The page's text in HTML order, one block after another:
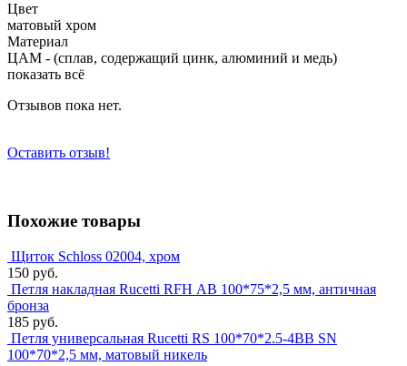
Цвет
матовый хром
Материал
ЦАМ - (сплав, содержащий цинк, алюминий и медь)
показать всё
Отзывов пока нет.
Оставить отзыв!
Похожие товары
Щиток Schloss 02004, хром
150 руб.
Петля накладная Rucetti RFН AB 100*75*2,5 мм, античная
бронза
185 руб.
Петля универсальная Rucetti RS 100*70*2.5-4BB SN
100*70*2,5 мм, матовый никель